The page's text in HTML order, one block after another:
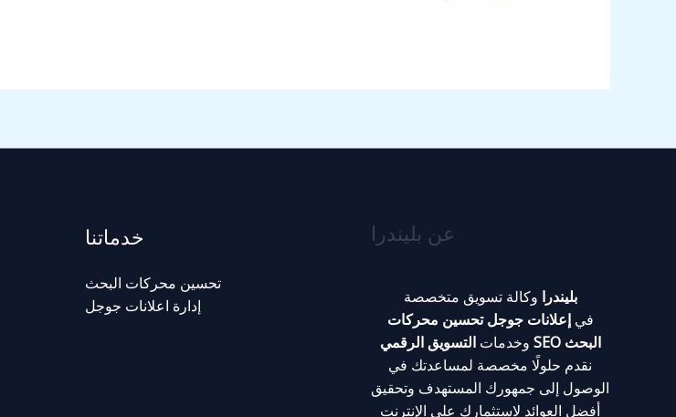
عن بليندرا
بليندرا وكالة تسويق متخصصة
فيإعلانات جوجل تحسين محركات
البحث SEO وخدماتالتسويق الرقمي
نقدم حلولًا مخصصة لمساعدتك في
الوصول إلى جمهورك المستهدف وتحقيق
أفضل العوائد لاستثمارك على الإنترنت
خدماتنا
تحسين محركات البحث
إدارة اعلانات جوجل